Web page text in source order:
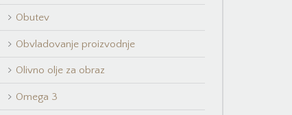
Obutev
Obvladovanje proizvodnje
Olivno olje za obraz
Omega 3